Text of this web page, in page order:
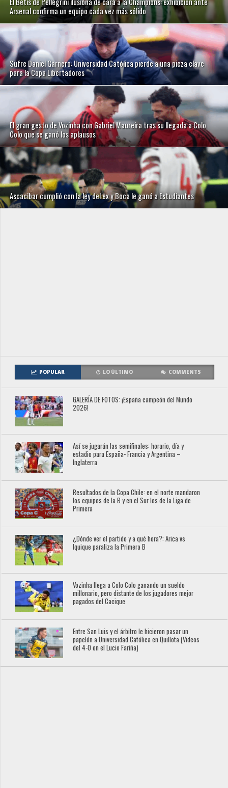
Arsenal confirma un equipo cada vez más sólido
Sufre Daniel Garnero: Universidad Católica pierde a una pieza clave
para la Copa Libertadores
El gran gesto de Vozinha con Gabriel Maureira tras su llegada a Colo
Colo que se ganó los aplausos
Ascacibar cumplió con la ley del ex y Boca le ganó a Estudiantes
POPULAR LO ÚLTIMO COMMENTS
GALERÍA DE FOTOS: ¡España campeón del Mundo
2026!
Así se jugarán las semifinales: horario, día y
estadio para España- Francia y Argentina –
Inglaterra
Resultados de la Copa Chile: en el norte mandaron
los equipos de la B y en el Sur los de la Liga de
Primera
¿Dónde ver el partido y a qué hora?: Arica vs
Iquique paraliza la Primera B
Vozinha llega a Colo Colo ganando un sueldo
millonario, pero distante de los jugadores mejor
pagados del Cacique
Entre San Luis y el árbitro le hicieron pasar un
papelón a Universidad Católica en Quillota (Videos
del 4-0 en el Lucio Fariña)